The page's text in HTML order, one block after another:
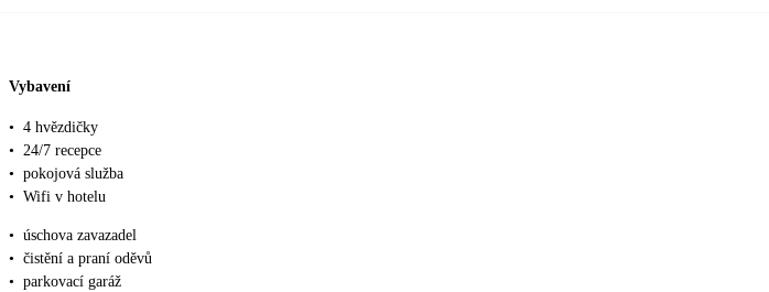
Vybavení
• 4 hvězdičky
• 24/7 recepce
• pokojová služba
• Wifi v hotelu
• úschova zavazadel
• čistění a praní oděvů
• parkovací garáž